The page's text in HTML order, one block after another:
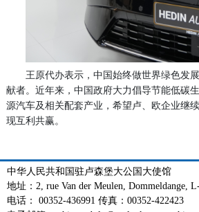
王原代办表示，中国始终做世界绿色发
献者。近年来，中国政府大力倡导节能低碳
源汽车及相关配套产业，希望卢、欧企业继
现互利共赢。
中华人民共和国驻卢森堡大公国大使馆
地址：2, rue Van der Meulen, Dommeldange,
电话： 00352-436991 传真：00352-422423